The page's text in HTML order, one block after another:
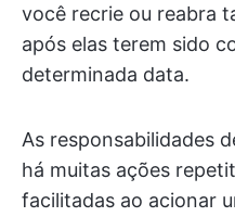
você recrie ou reabra
após elas terem sido
determinada data.
As responsabilidades
há muitas ações
facilitadas ao acionar